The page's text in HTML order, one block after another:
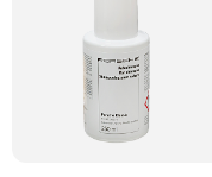
Porsche informatie